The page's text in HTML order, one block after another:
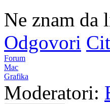
Ne znam da
Odgovori
Forum
Mac
Grafika
Moderatori: